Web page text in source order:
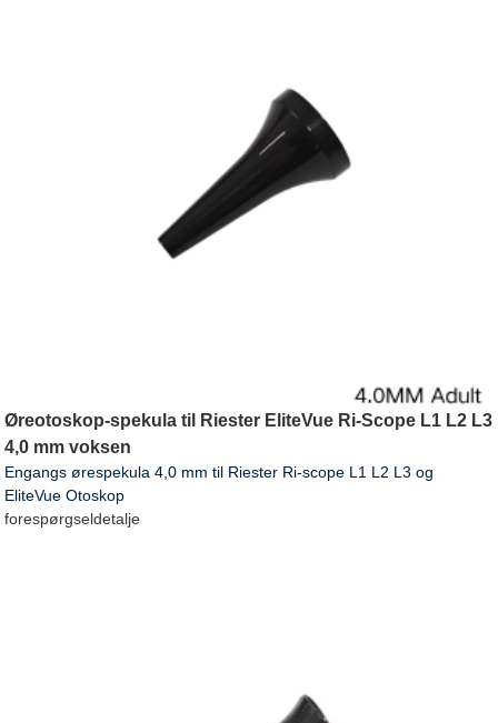
Øreotoskop-spekula til Riester EliteVue Ri-Scope L1 L2 L3
4,0 mm voksen
Engangs ørespekula 4,0 mm til Riester Ri-scope L1 L2 L3 og
EliteVue Otoskop
forespørgseldetalje